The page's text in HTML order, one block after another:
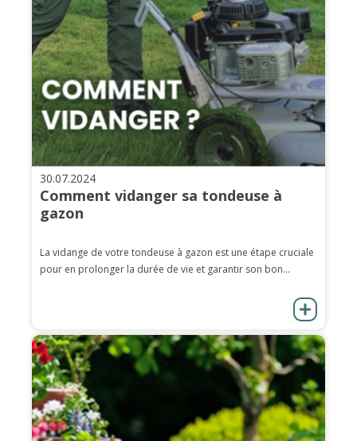
30.07.2024
Comment vidanger sa tondeuse à
gazon
La vidange de votre tondeuse à gazon est une étape cruciale
pour en prolonger la durée de vie et garantir son bon...